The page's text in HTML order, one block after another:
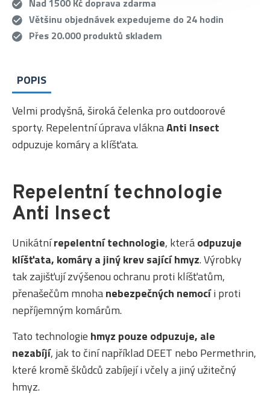
Nad 1500 Kč doprava zdarma
Většinu objednávek expedujeme do 24 hodin
Přes 20.000 produktů skladem
POPIS
Velmi prodyšná, široká čelenka pro outdoorové
sporty. Repelentní úprava vláknaAnti Insect
odpuzuje komáry a klíšťata.
Repelentní technologie
Anti Insect
Unikátnírepelentní technologie, kteráodpuzuje
klíšťata, komáry a jiný krev sající hmyz. Výrobky
tak zajišťují zvýšenou ochranu proti klíšťatům,
přenašečům mnohanebezpečných nemocíi proti
nepříjemným komárům.
Tato technologie hmyz pouze odpuzuje, ale
nezabíjí, jak to činí například DEET nebo Permethrin,
které kromě škůdců zabíjejí i včely a jiný užitečný
hmyz.